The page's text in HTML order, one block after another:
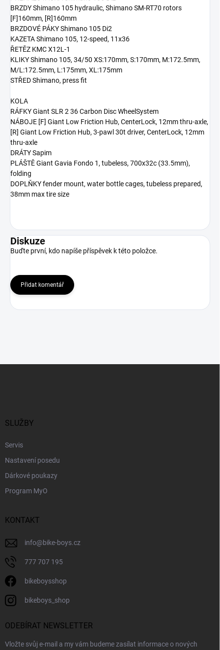
BRZDY Shimano 105 hydraulic, Shimano SM-RT70 rotors
[F]160mm, [R]160mm
BRZDOVÉ PÁKY Shimano 105 Di2
KAZETA Shimano 105, 12-speed, 11x36
ŘETĚZ KMC X12L-1
KLIKY Shimano 105, 34/50 XS:170mm, S:170mm, M:172.5mm,
M/L:172.5mm, L:175mm, XL:175mm
STŘED Shimano, press fit
KOLA
RÁFKY Giant SLR 2 36 Carbon Disc WheelSystem
NÁBOJE [F] Giant Low Friction Hub, CenterLock, 12mm thru-axle,
[R] Giant Low Friction Hub, 3-pawl 30t driver, CenterLock, 12mm
thru-axle
DRÁTY Sapim
PLÁŠTĚ Giant Gavia Fondo 1, tubeless, 700x32c (33.5mm),
folding
DOPLŇKY fender mount, water bottle cages, tubeless prepared,
38mm max tire size
Diskuze
Buďte první, kdo napíše příspěvek k této položce.
Přidat komentář
SLUŽBY
Servis
Nastavení posedu
Dárkové poukazy
Program MyO
KONTAKT
info@bike-boys.cz
777 707 195
bikeboysshop
bikeboys_shop
ODEBÍRAT NEWSLETTER
Vložte svůj e-mail a my vám budeme zasílat informace o nových